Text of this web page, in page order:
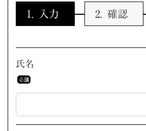
入力 確認
氏名